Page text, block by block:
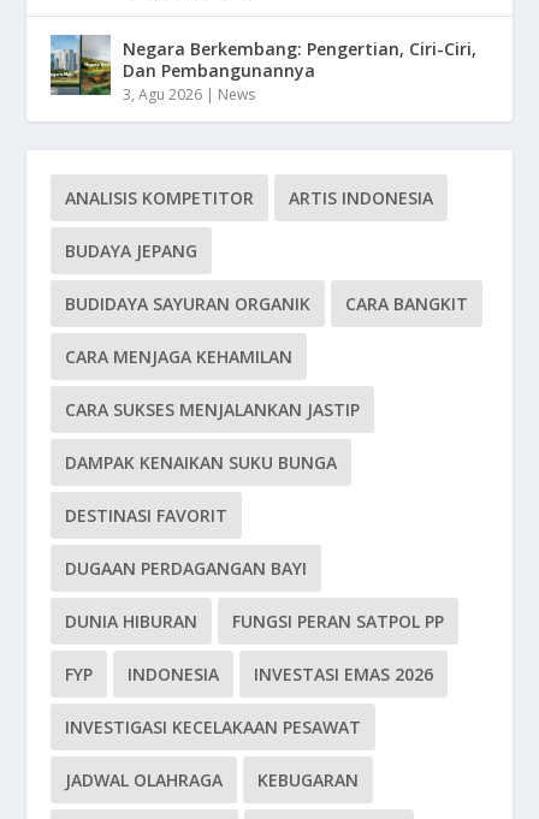
Negara Berkembang: Pengertian, Ciri-Ciri,
Dan Pembangunannya
3, Agu 2026 | News
ANALISIS KOMPETITOR ARTIS INDONESIA
BUDAYA JEPANG
BUDIDAYA SAYURAN ORGANIK CARA BANGKIT
CARA MENJAGA KEHAMILAN
CARA SUKSES MENJALANKAN JASTIP
DAMPAK KENAIKAN SUKU BUNGA
DESTINASI FAVORIT
DUGAAN PERDAGANGAN BAYI
DUNIA HIBURAN FUNGSI PERAN SATPOL PP
FYP INDONESIA INVESTASI EMAS 2026
INVESTIGASI KECELAKAAN PESAWAT
JADWAL OLAHRAGA KEBUGARAN